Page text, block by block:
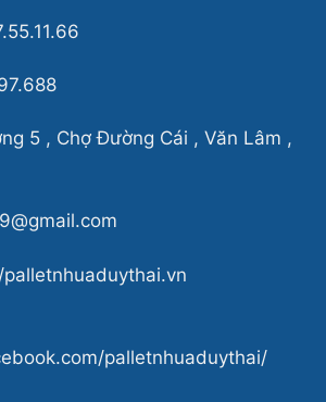
5 , Chợ Đường Cái , Văn Lâm ,
palletnhuaduythai/